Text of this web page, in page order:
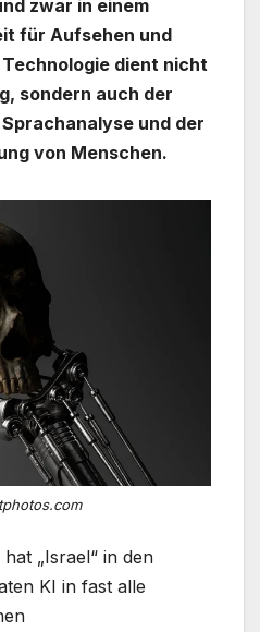
zwar in einem
für Aufsehen und
dient nicht
sondern auch der
und der
von Menschen.
„Israel“ in den
KI in fast alle